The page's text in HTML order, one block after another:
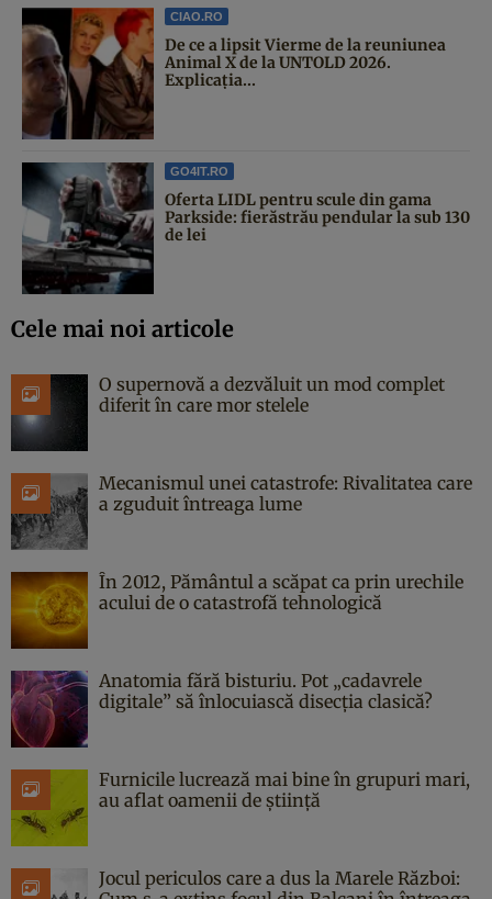
CIAO.RO
De ce a lipsit Vierme de la reuniunea
Animal X de la UNTOLD 2026.
Explicația...
GO4IT.RO
Oferta LIDL pentru scule din gama
Parkside: fierăstrău pendular la sub 130
de lei
Cele mai noi articole
O supernovă a dezvăluit un mod complet
diferit în care mor stelele
Mecanismul unei catastrofe: Rivalitatea care
a zguduit întreaga lume
În 2012, Pământul a scăpat ca prin urechile
acului de o catastrofă tehnologică
Anatomia fără bisturiu. Pot „cadavrele
digitale” să înlocuiască disecția clasică?
Furnicile lucrează mai bine în grupuri mari,
au aflat oamenii de știință
Jocul periculos care a dus la Marele Război: